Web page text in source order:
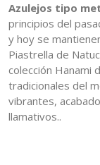
Azulejos tipo
principios del
y hoy se
Piastrella de
colección Hanami
tradicionales del
vibrantes,
llamativos..